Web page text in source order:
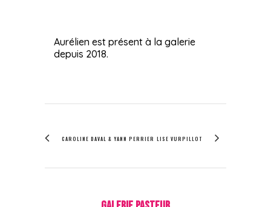
Aurélien est présent à la galerie
depuis 2018.
CAROLINE DAVAL & YANN PERRIER LISE VURPILLOT